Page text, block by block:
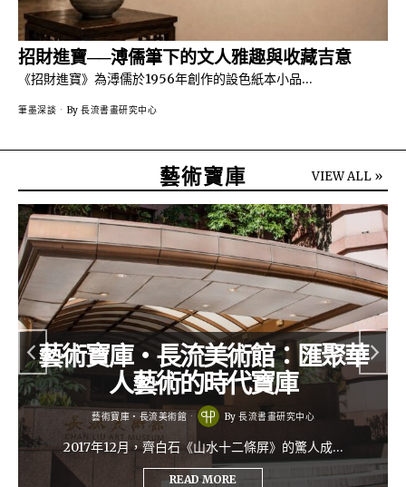
招財進寶──溥儒筆下的文人雅趣與收藏吉意
《招財進寶》為溥儒於1956年創作的設色紙本小品…
筆墨深談 By 長流書畫研究中心
藝術寶庫 VIEW ALL »
藝術寶庫・長流美術館：匯聚華
人藝術的時代寶庫
藝術寶庫・長流美術館 By 長流書畫研究中心
2017年12月，齊白石《山水十二條屏》的驚人成…
READ MORE